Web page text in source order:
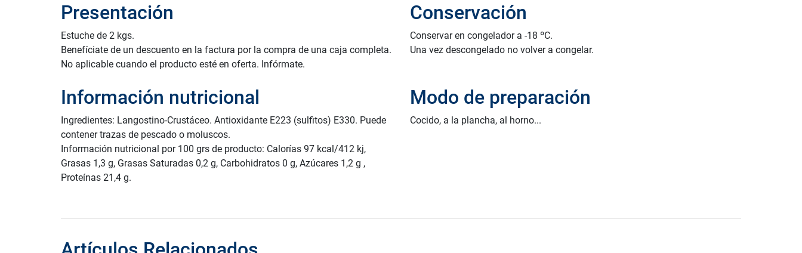
Presentación
Estuche de 2 kgs.
Benefíciate de un descuento en la factura por la compra de una caja completa.
No aplicable cuando el producto esté en oferta. Infórmate.
Conservación
Conservar en congelador a -18 ºC.
Una vez descongelado no volver a congelar.
Información nutricional
Ingredientes: Langostino-Crustáceo. Antioxidante E223 (sulfitos) E330. Puede
contener trazas de pescado o moluscos.
Información nutricional por 100 grs de producto: Calorías 97 kcal/412 kj,
Grasas 1,3 g, Grasas Saturadas 0,2 g, Carbohidratos 0 g, Azúcares 1,2 g ,
Proteínas 21,4 g.
Modo de preparación
Cocido, a la plancha, al horno...